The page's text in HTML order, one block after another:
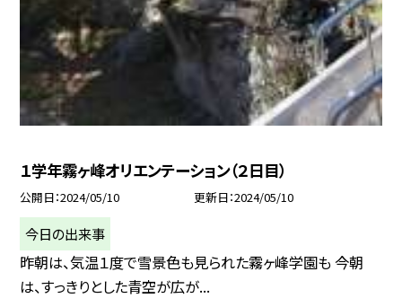
１学年霧ヶ峰オリエンテーション（２日目）
公開日 2024/05/10 更新日 2024/05/10
今日の出来事
昨朝は、気温１度で雪景色も見られた霧ヶ峰学園も 今朝
は、すっきりとした青空が広が...